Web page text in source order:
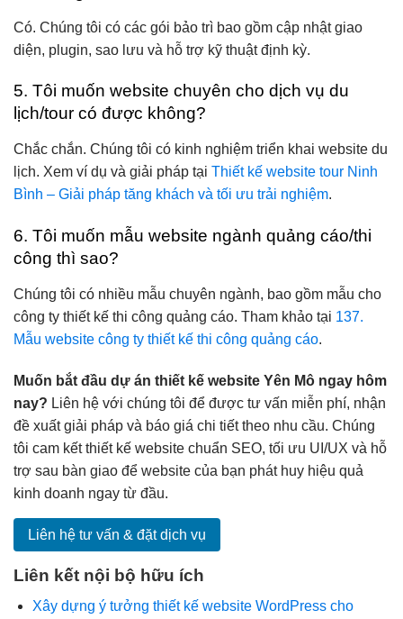
Có. Chúng tôi có các gói bảo trì bao gồm cập nhật giao
diện, plugin, sao lưu và hỗ trợ kỹ thuật định kỳ.
5. Tôi muốn website chuyên cho dịch vụ du
lịch/tour có được không?
Chắc chắn. Chúng tôi có kinh nghiệm triển khai website du
lịch. Xem ví dụ và giải pháp tại Thiết kế website tour Ninh
Bình – Giải pháp tăng khách và tối ưu trải nghiệm.
6. Tôi muốn mẫu website ngành quảng cáo/thi
công thì sao?
Chúng tôi có nhiều mẫu chuyên ngành, bao gồm mẫu cho
công ty thiết kế thi công quảng cáo. Tham khảo tại 137.
Mẫu website công ty thiết kế thi công quảng cáo.
Muốn bắt đầu dự án thiết kế website Yên Mô ngay hôm
nay? Liên hệ với chúng tôi để được tư vấn miễn phí, nhận
đề xuất giải pháp và báo giá chi tiết theo nhu cầu. Chúng
tôi cam kết thiết kế website chuẩn SEO, tối ưu UI/UX và hỗ
trợ sau bàn giao để website của bạn phát huy hiệu quả
kinh doanh ngay từ đầu.
Liên hệ tư vấn & đặt dịch vụ
Liên kết nội bộ hữu ích
Xây dựng ý tưởng thiết kế website WordPress cho